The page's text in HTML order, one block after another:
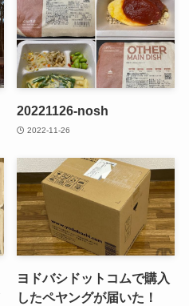
20221126-nosh
2022-11-26
ヨドバシドットコムで購入
したペヤングが届いた！